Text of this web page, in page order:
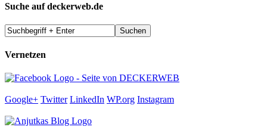
Suche auf deckerweb.de
Vernetzen
Google+ Twitter LinkedIn WP.org Instagram